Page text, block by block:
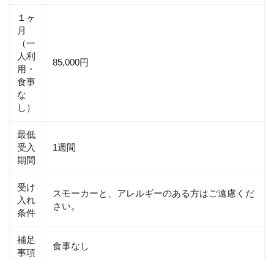
１ヶ
月
（一
人利
用・
食事
な
し）
85,000円
最低
受入
期間
1週間
受け
入れ
条件
スモーカーと、アレルギーのある方はご遠慮くだ
さい。
補足
事項
食事なし